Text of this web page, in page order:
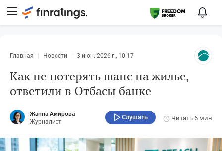
Главная Новости 3 июн. 2026 г., 10:17
Как не потерять шанс на жилье,
ответили в Отбасы банке
Жанна Амирова
Журналист
Слушать Читать 6 мин